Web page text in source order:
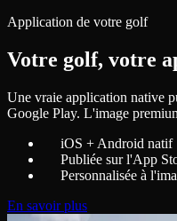
Application de votre golf
Votre golf, votre
Une vraie application native
Google Play. L'image
iOS + Android natif
Publiée sur l'App
Personnalisée à
En savoir plus